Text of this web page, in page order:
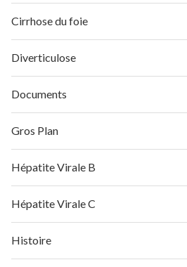
Cirrhose du foie
Diverticulose
Documents
Gros Plan
Hépatite Virale B
Hépatite Virale C
Histoire